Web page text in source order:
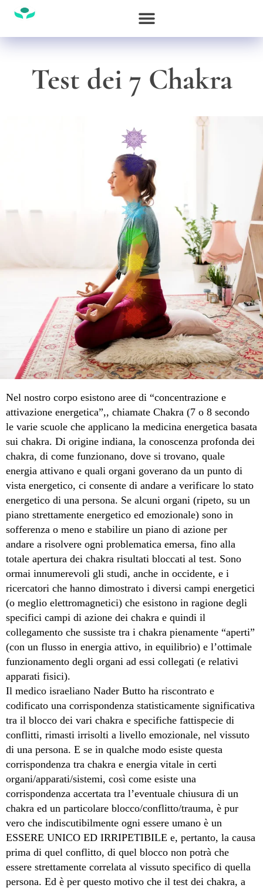
Test dei 7 Chakra
Nel nostro corpo esistono aree di “concentrazione e
attivazione energetica”,, chiamate Chakra (7 o 8 secondo
le varie scuole che applicano la medicina energetica basata
sui chakra. Di origine indiana, la conoscenza profonda dei
chakra, di come funzionano, dove si trovano, quale
energia attivano e quali organi goverano da un punto di
vista energetico, ci consente di andare a verificare lo stato
energetico di una persona. Se alcuni organi (ripeto, su un
piano strettamente energetico ed emozionale) sono in
sofferenza o meno e stabilire un piano di azione per
andare a risolvere ogni problematica emersa, fino alla
totale apertura dei chakra risultati bloccati al test. Sono
ormai innumerevoli gli studi, anche in occidente, e i
ricercatori che hanno dimostrato i diversi campi energetici
(o meglio elettromagnetici) che esistono in ragione degli
specifici campi di azione dei chakra e quindi il
collegamento che sussiste tra i chakra pienamente “aperti”
(con un flusso in energia attivo, in equilibrio) e l’ottimale
funzionamento degli organi ad essi collegati (e relativi
apparati fisici).
Il medico israeliano Nader Butto ha riscontrato e
codificato una corrispondenza statisticamente significativa
tra il blocco dei vari chakra e specifiche fattispecie di
conflitti, rimasti irrisolti a livello emozionale, nel vissuto
di una persona. E se in qualche modo esiste questa
corrispondenza tra chakra e energia vitale in certi
organi/apparati/sistemi, così come esiste una
corrispondenza accertata tra l’eventuale chiusura di un
chakra ed un particolare blocco/conflitto/trauma, è pur
vero che indiscutibilmente ogni essere umano è un
ESSERE UNICO ED IRRIPETIBILE e, pertanto, la causa
prima di quel conflitto, di quel blocco non potrà che
essere strettamente correlata al vissuto specifico di quella
persona. Ed è per questo motivo che il test dei chakra, a